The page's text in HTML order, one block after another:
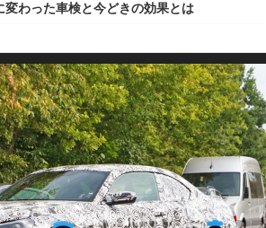
変わった車検と今どきの効果とは